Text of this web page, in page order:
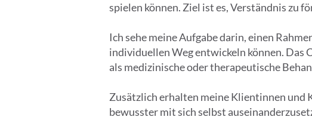
spielen können. Ziel ist es, Verständnis zu
Ich sehe meine Aufgabe darin, einen
individuellen Weg entwickeln können. Das
als medizinische oder therapeutische
Zusätzlich erhalten meine Klientinnen und
bewusster mit sich selbst